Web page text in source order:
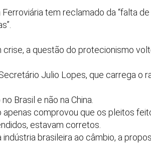
tem reclamado da “falta
a questão do protecionismo
Julio Lopes, que carrega o
Brasil e não na China.
comprovou que os pleitos
estavam corretos.
brasileira ao câmbio, a